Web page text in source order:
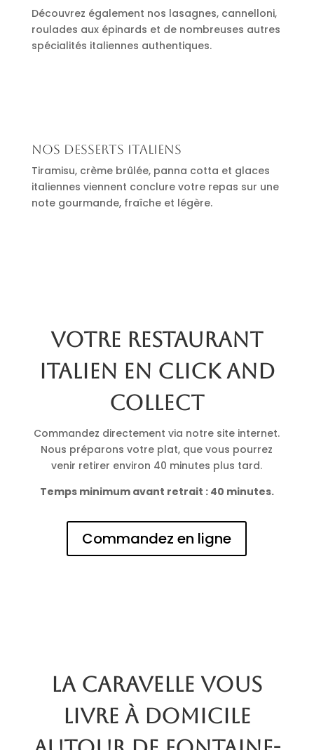
Découvrez également nos lasagnes, cannelloni,
roulades aux épinards et de nombreuses autres
spécialités italiennes authentiques.
Nos desserts italiens
Tiramisu, crème brûlée, panna cotta et glaces
italiennes viennent conclure votre repas sur une
note gourmande, fraîche et légère.
Votre restaurant
italien en click and
collect
Commandez directement via notre site internet.
Nous préparons votre plat, que vous pourrez
venir retirer environ 40 minutes plus tard.
Temps minimum avant retrait : 40 minutes.
Commandez en ligne
La Caravelle vous
livre à domicile